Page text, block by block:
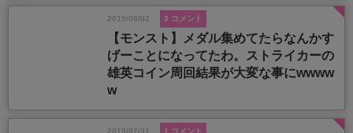
2019/08/02 3 コメント
【モンスト】メダル集めてたらなんかす
げーことになってたわ。ストライカーの
雄英コイン周回結果が大変な事にwwww
w
2019/07/31 1 コメント